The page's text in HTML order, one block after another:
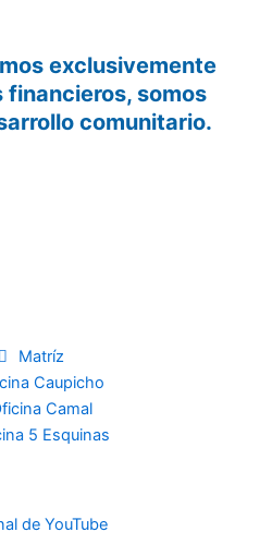
exclusivemente
somos
comunitario.
Matríz
Caupicho
Camal
5 Esquinas
de YouTube